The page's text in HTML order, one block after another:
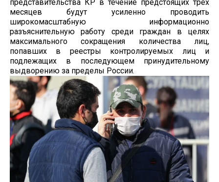
представительства КР в течение предстоящих трех
месяцев будут усиленно проводить
широкомасштабную информационно
разъяснительную работу среди граждан в целях
максимального сокращения количества лиц,
попавших в реестры контролируемых лиц и
подлежащих в последующем принудительному
выдворению за пределы России.